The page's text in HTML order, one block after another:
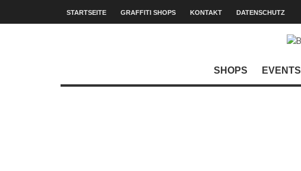
STARTSEITE GRAFFITI SHOPS KONTAKT DATENSCHUTZ
SHOPS EVENTS